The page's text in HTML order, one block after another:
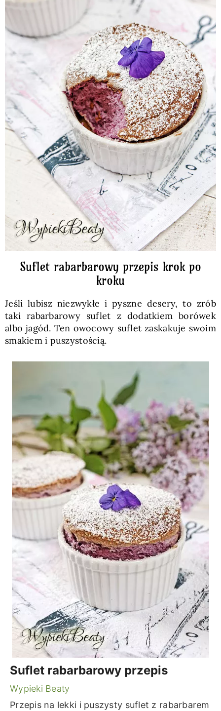
Suflet rabarbarowy przepis krok po
kroku
Jeśli lubisz niezwykłe i pyszne desery, to zrób
taki rabarbarowy suflet z dodatkiem borówek
albo jagód. Ten owocowy suflet zaskakuje swoim
smakiem i puszystością.
Suflet rabarbarowy przepis
Wypieki Beaty
Przepis na lekki i puszysty suflet z rabarbarem